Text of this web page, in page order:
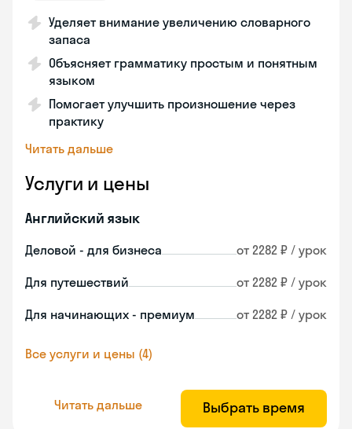
Уделяет внимание увеличению словарного
запаса
Объясняет грамматику простым и понятным
языком
Помогает улучшить произношение через
практику
Читать дальше
Услуги и цены
Английский язык
Деловой - для бизнеса от 2282 ₽ / урок
Для путешествий от 2282 ₽ / урок
Для начинающих - премиум от 2282 ₽ / урок
Все услуги и цены (4)
Читать дальше Выбрать время